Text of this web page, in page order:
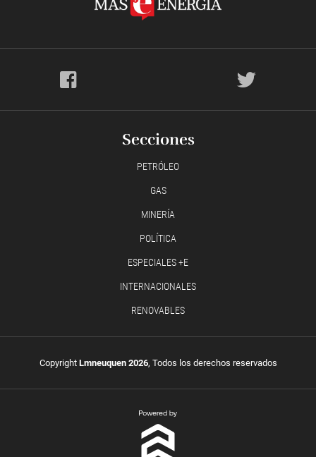
Secciones
PETRÓLEO
GAS
MINERÍA
POLÍTICA
ESPECIALES +E
INTERNACIONALES
RENOVABLES
Copyright Lmneuquen 2026, Todos los derechos reservados